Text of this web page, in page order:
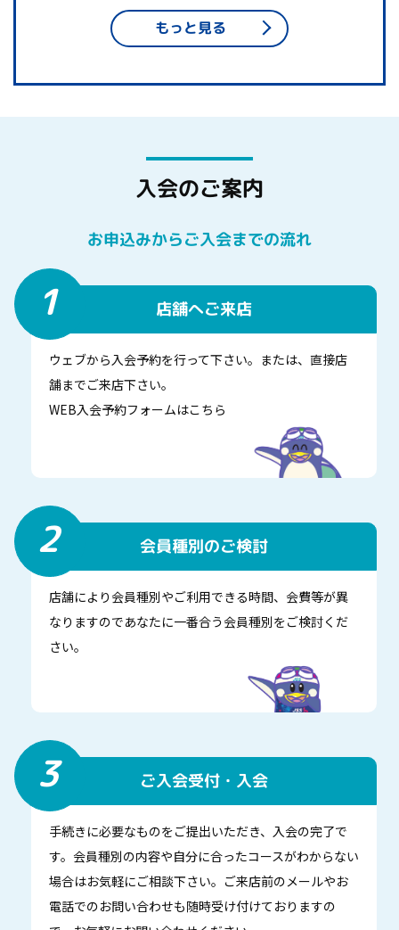
もっと見る
入会のご案内
お申込みからご入会までの流れ
1 店舗へご来店
ウェブから入会予約を行って下さい。または、直接店
舗までご来店下さい。
WEB入会予約フォームはこちら
2 会員種別のご検討
店舗により会員種別やご利用できる時間、会費等が異
なりますのであなたに一番合う会員種別をご検討くだ
さい。
3 ご入会受付・入会
手続きに必要なものをご提出いただき、入会の完了で
す。会員種別の内容や自分に合ったコースがわからない
場合はお気軽にご相談下さい。ご来店前のメールやお
電話でのお問い合わせも随時受け付けておりますの